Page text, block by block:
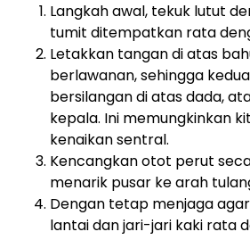
Langkah awal, tekuk lutut
tumit ditempatkan rata
Letakkan tangan di atas
berlawanan, sehingga
bersilangan di atas dada,
kepala. Ini memungkinkan
kenaikan sentral.
Kencangkan otot perut
menarik pusar ke arah
Dengan tetap menjaga
lantai dan jari-jari kaki rata